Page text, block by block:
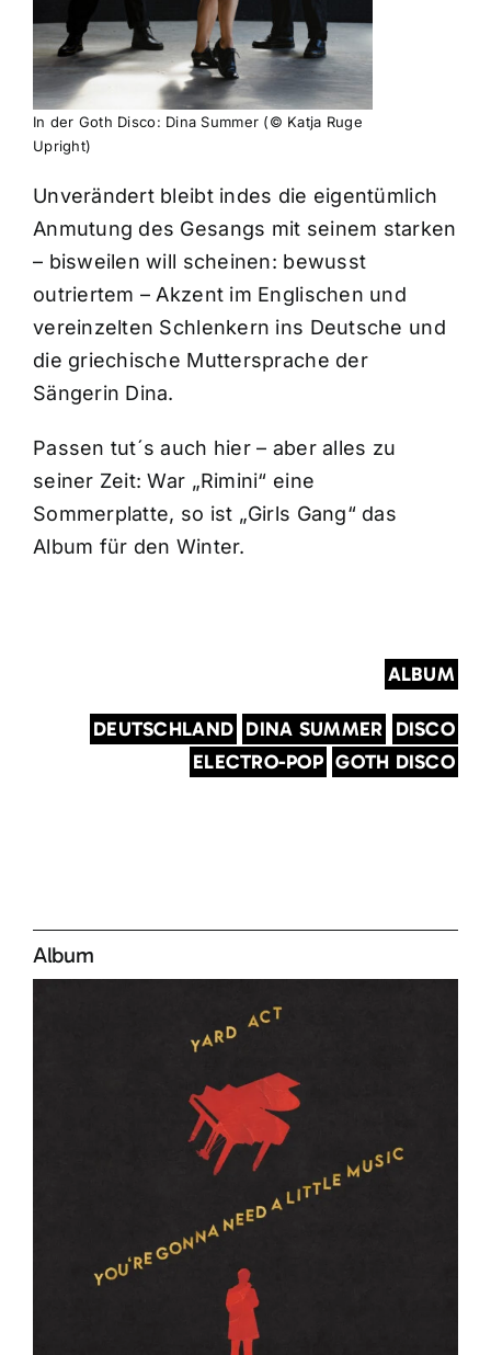
In der Goth Disco: Dina Summer (© Katja Ruge
Upright)
Unverändert bleibt indes die eigentümlich
Anmutung des Gesangs mit seinem starken
– bisweilen will scheinen: bewusst
outriertem – Akzent im Englischen und
vereinzelten Schlenkern ins Deutsche und
die griechische Muttersprache der
Sängerin Dina.
Passen tut´s auch hier – aber alles zu
seiner Zeit: War „Rimini“ eine
Sommerplatte, so ist „Girls Gang“ das
Album für den Winter.
ALBUM
DEUTSCHLAND DINA SUMMER DISCO
ELECTRO-POP GOTH DISCO
Album